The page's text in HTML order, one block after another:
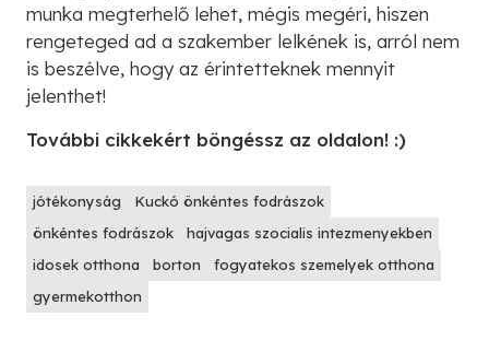
munka megterhelő lehet, mégis megéri, hiszen
rengeteged ad a szakember lelkének is, arról nem
is beszélve, hogy az érintetteknek mennyit
jelenthet!
További cikkekért böngéssz az oldalon! :)
jótékonyság
Kuckó önkéntes fodrászok
önkéntes fodrászok
hajvagas szocialis intezmenyekben
idosek otthona
borton
fogyatekos szemelyek otthona
gyermekotthon